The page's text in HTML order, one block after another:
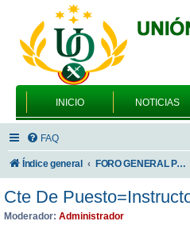
INICIO NOTICIAS
FAQ
Índice general FORO GENERAL PARA TODOS LOS USUARIOS
Cte De
Moderador: Administrador